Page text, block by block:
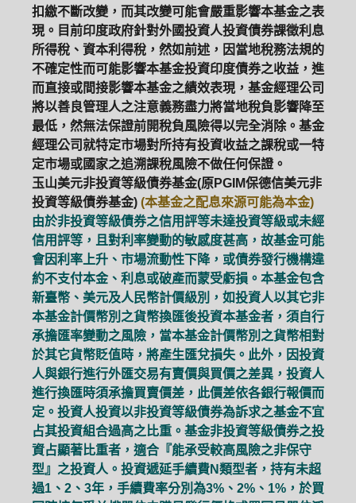
PGIM系列基金 168循環投資
定期(不)定額 高成長基金 月配息
扣繳不斷改變，而其改變可能會嚴重影響本基金之表
現。目前印度政府針對外國投資人投資債券課徵利息
所得稅、資本利得稅，然如前述，因當地稅務法規的
不確定性而可能影響本基金投資印度債券之收益，進
而直接或間接影響本基金之績效表現，基金經理公司
將以善良管理人之注意義務盡力將當地稅負影響降至
最低，然無法保證前開稅負風險得以完全消除。基金
經理公司就特定市場對所持有投資收益之課稅或一特
定市場或國家之追溯課稅風險不做任何保證。
玉山美元非投資等級債券基金(原PGIM保德信美元非
投資等級債券基金) (本基金之配息來源可能為本金)
由於非投資等級債券之信用評等未達投資等級或未經
信用評等，且對利率變動的敏感度甚高，故基金可能
會因利率上升、市場流動性下降，或債券發行機構違
約不支付本金、利息或破產而蒙受虧損。本基金包含
新臺幣、美元及人民幣計價級別，如投資人以其它非
本基金計價幣別之貨幣換匯後投資本基金者，須自行
承擔匯率變動之風險，當本基金計價幣別之貨幣相對
於其它貨幣貶值時，將產生匯兌損失。此外，因投資
人與銀行進行外匯交易有賣價與買價之差異，投資人
進行換匯時須承擔買賣價差，此價差依各銀行報價而
定。投資人投資以非投資等級債券為訴求之基金不宜
占其投資組合過高之比重。基金非投資等級債券之投
資占顯著比重者，適合『能承受較高風險之非保守
型』之投資人。投資遞延手續費N類型者，持有未超
過1、2、3年，手續費率分別為3%、2%、1%，於買